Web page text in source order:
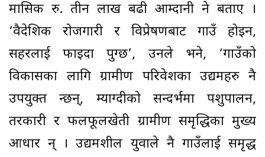
मासिक रु. तीन लाख बढी आम्दानी हुने बताए ।
‘वैदेशिक रोजगारी र विप्रेषणबाट गाउँ होइन,
सहरलाई फाइदा पुग्छ’, उनले भने, ‘गाउँको
विकासका लागि ग्रामीण परिवेशका उद्यमहरु नै
उपयुक्त हुन्छन्, म्याग्दीको सन्दर्भमा पशुपालन,
तरकारी र फलफूलखेती ग्रामीण समृद्धिका मुख्य
आधार हुन् । उद्यमशील युवाले नै गाउँलाई समृद्ध